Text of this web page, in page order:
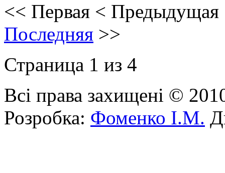
<< Первая < Предыдущая
Последняя >>
Страница 1 из 4
Всі права захищені ©
Розробка: Фоменко І.М.